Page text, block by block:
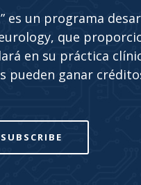
es un programa
que
en su práctica
pueden ganar
SUBSCRIBE